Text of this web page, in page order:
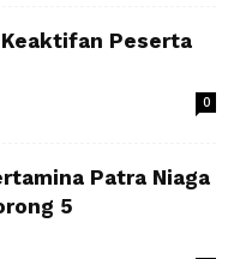
Keaktifan Peserta
0
Patra Niaga
5